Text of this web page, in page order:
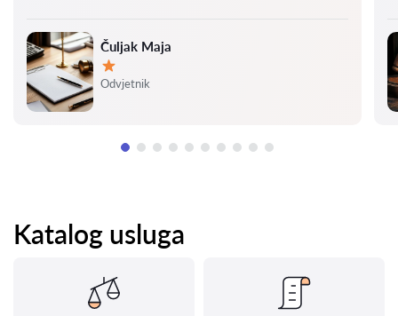
Čuljak Maja
Ocjena:
Odvjetnik
Katalog usluga